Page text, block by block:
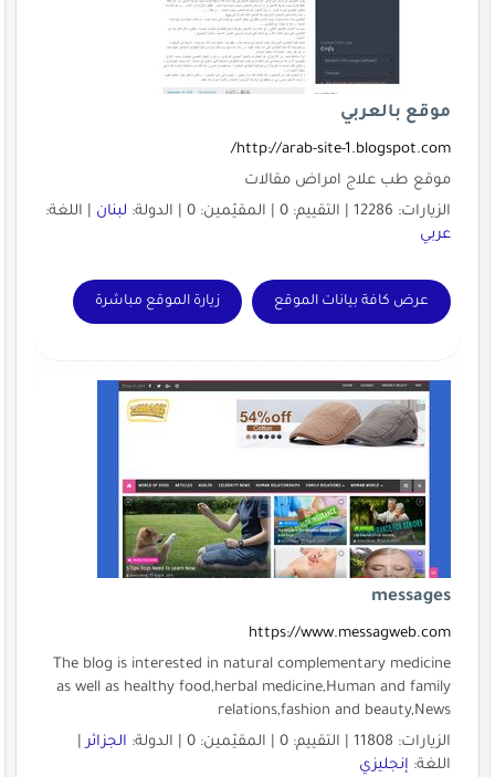
موقع بالعربي
http://arab-site-1.blogspot.com/
موقع طب علاج امراض مقالات
الزيارات: 12286 | التقييم: 0 | المقيّمين: 0 | الدولة:
لبنان| اللغة:
عربي
عرض كافة بيانات الموقع زيارة الموقع مباشرة
messages
https://www.messagweb.com
The blog is interested in natural complementary medicine
as well as healthy food,herbal medicine,Human and family
relations,fashion and beauty,News
الزيارات: 11808 | التقييم: 0 | المقيّمين: 0 | الدولة:
الجزائر|
اللغة: إنجليزي